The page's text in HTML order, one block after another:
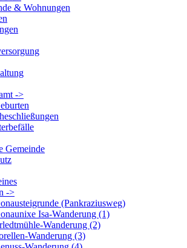
& Wohnungen
->
Gemeinde
->
(Pankraziusweg)
Isa-Wanderung (1)
Wanderung (2)
Wanderung (3)